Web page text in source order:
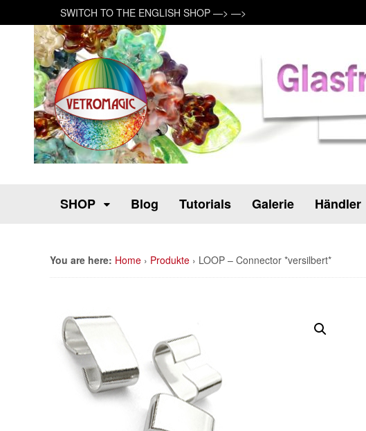
SWITCH TO THE ENGLISH SHOP —> —>
SHOP Blog Tutorials Galerie Händler
You are here: Home › Produkte › LOOP – Connector *versilbert*
Angebot!